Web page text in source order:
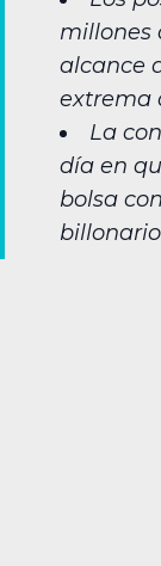
millones
alcance
extrema
La
día en
bolsa